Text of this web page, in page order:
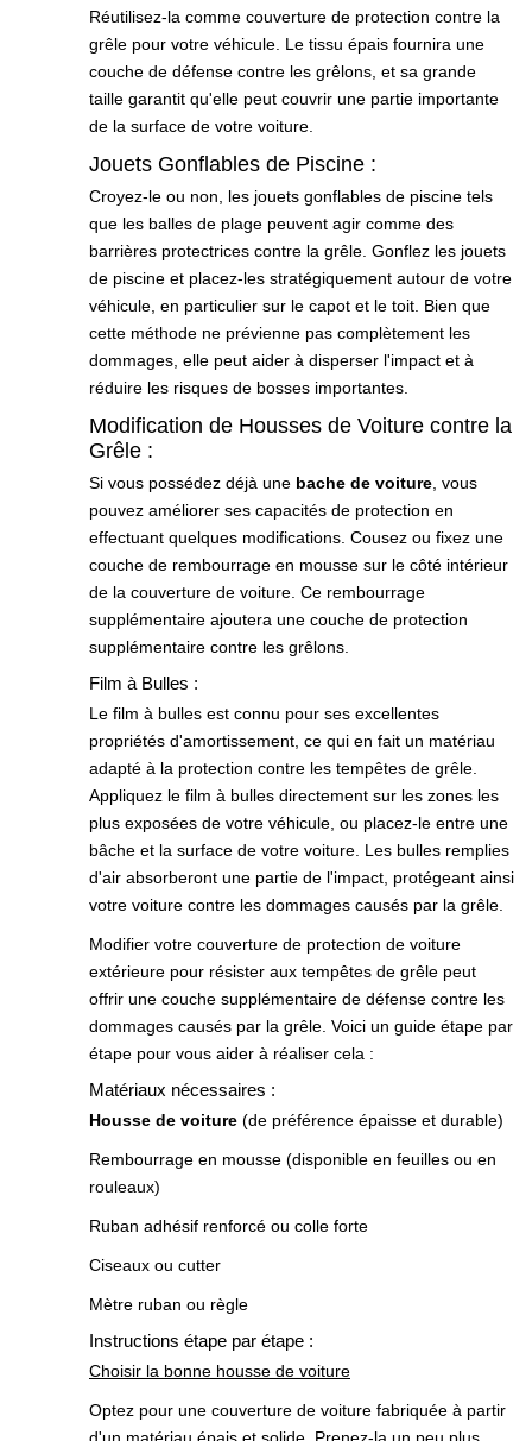
Réutilisez-la comme couverture de protection contre la
grêle pour votre véhicule. Le tissu épais fournira une
couche de défense contre les grêlons, et sa grande
taille garantit qu'elle peut couvrir une partie importante
de la surface de votre voiture.
Jouets Gonflables de Piscine :
Croyez-le ou non, les jouets gonflables de piscine tels
que les balles de plage peuvent agir comme des
barrières protectrices contre la grêle. Gonflez les jouets
de piscine et placez-les stratégiquement autour de votre
véhicule, en particulier sur le capot et le toit. Bien que
cette méthode ne prévienne pas complètement les
dommages, elle peut aider à disperser l'impact et à
réduire les risques de bosses importantes.
Modification de Housses de Voiture contre la
Grêle :
Si vous possédez déjà une bache de voiture , vous
pouvez améliorer ses capacités de protection en
effectuant quelques modifications. Cousez ou fixez une
couche de rembourrage en mousse sur le côté intérieur
de la couverture de voiture. Ce rembourrage
supplémentaire ajoutera une couche de protection
supplémentaire contre les grêlons.
Film à Bulles :
Le film à bulles est connu pour ses excellentes
propriétés d'amortissement, ce qui en fait un matériau
adapté à la protection contre les tempêtes de grêle.
Appliquez le film à bulles directement sur les zones les
plus exposées de votre véhicule, ou placez-le entre une
bâche et la surface de votre voiture. Les bulles remplies
d'air absorberont une partie de l'impact, protégeant ainsi
votre voiture contre les dommages causés par la grêle.
Modifier votre couverture de protection de voiture
extérieure pour résister aux tempêtes de grêle peut
offrir une couche supplémentaire de défense contre les
dommages causés par la grêle. Voici un guide étape par
étape pour vous aider à réaliser cela :
Matériaux nécessaires :
Housse de voiture (de préférence épaisse et durable)
Rembourrage en mousse (disponible en feuilles ou en
rouleaux)
Ruban adhésif renforcé ou colle forte
Ciseaux ou cutter
Mètre ruban ou règle
Instructions étape par étape :
Choisir la bonne housse de voiture
Optez pour une couverture de voiture fabriquée à partir